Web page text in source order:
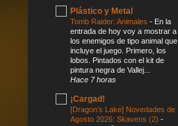
Plástico y Metal
Tomb Raider: Animales - En la
entrada de hoy voy a mostrar a
los enemigos de tipo animal que
incluye el juego. Primero, los
lobos. Pintados con el kit de
pintura negra de Vallej...
Hace 7 horas
¡Cargad!
[Dragon’s Lake] Novedades de
Agosto 2026: Skavens (2) -